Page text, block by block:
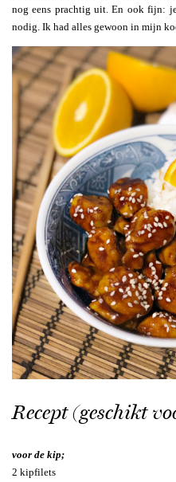
nog eens prachtig uit. En ook fijn:
nodig. Ik had alles gewoon in mijn
Recept (geschikt
voor de kip;
2 kipfilets